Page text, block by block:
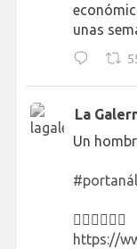
unas
La
Un
👉🏻👉🏻👉🏻
https://